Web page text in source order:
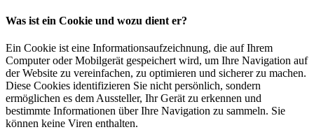
Was ist ein Cookie und wozu dient er?
Ein Cookie ist eine Informationsaufzeichnung, die auf Ihrem
Computer oder Mobilgerät gespeichert wird, um Ihre Navigation auf
der Website zu vereinfachen, zu optimieren und sicherer zu machen.
Diese Cookies identifizieren Sie nicht persönlich, sondern
ermöglichen es dem Aussteller, Ihr Gerät zu erkennen und
bestimmte Informationen über Ihre Navigation zu sammeln. Sie
können keine Viren enthalten.